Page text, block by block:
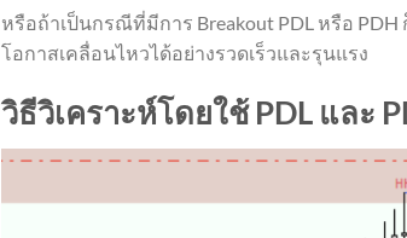
หรือถ้าเป็นกรณีที่มีการ Breakout PDL หรือ
โอกาสเคลื่อนไหวได้อย่างรวดเร็วและรุนแรง
วิธีวิเคราะห์โดยใช้ PDL และ